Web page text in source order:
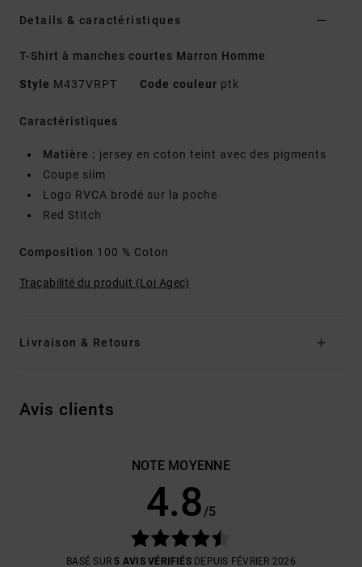
Details & caractéristiques
T-Shirt à manches courtes Marron Homme
Style M437VRPT Code couleur ptk
Caractéristiques
Matière : jersey en coton teint avec des pigments
Coupe slim
Logo RVCA brodé sur la poche
Red Stitch
Composition 100 % Coton
Traçabilité du produit (Loi Agec)
Livraison & Retours
Avis clients
NOTE MOYENNE
4.8/5
BASÉ SUR 5 AVIS VÉRIFIÉSDEPUIS FÉVRIER 2026